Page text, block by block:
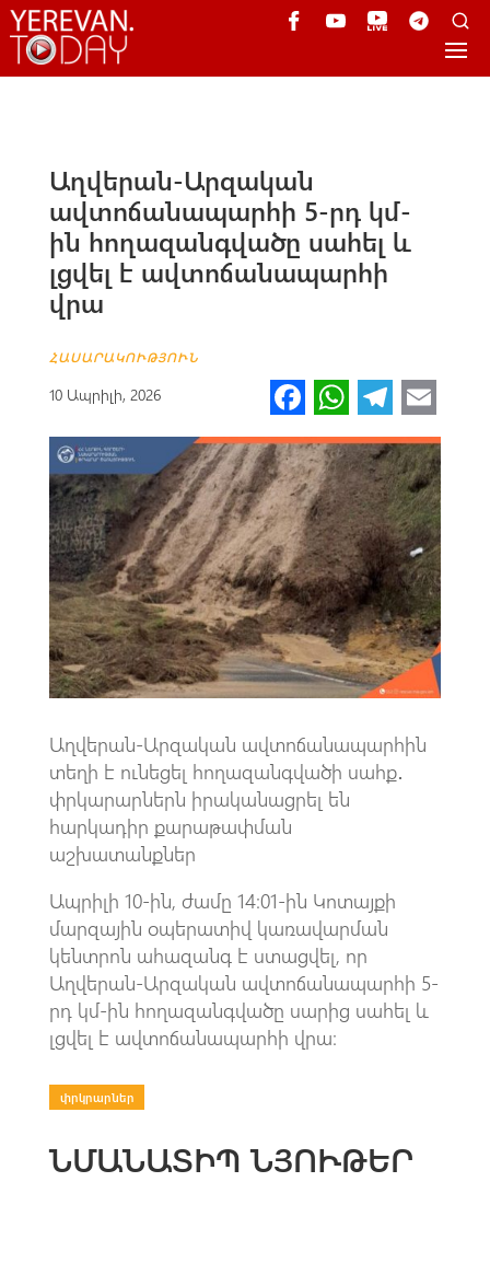
Աղվերան-Արզական
ավտոճանապարհի 5-րդ կմ-
ին հողազանգվածը սահել և
լցվել է ավտոճանապարհի
վրա
ՀԱՍԱՐԱԿՈՒԹՅՈՒՆ
10 Ապրիլի, 2026 Fa
ce
b
o
o
k
W
h
at
s
A
p
p
Te
le
gr
a
m
m
ail
Աղվերան-Արզական ավտոճանապարհին
տեղի է ունեցել հողազանգվածի սահք․
փրկարարներն իրականացրել են
հարկադիր քարաթափման
աշխատանքներ
Ապրիլի 10-ին, ժամը 14։01-ին Կոտայքի
մարզային օպերատիվ կառավարման
կենտրոն ահազանգ է ստացվել, որ
Աղվերան-Արզական ավտոճանապարհի 5-
րդ կմ-ին հողազանգվածը սարից սահել և
լցվել է ավտոճանապարհի վրա։
փրկրարներ
ՆՄԱՆԱՏԻՊ ՆՅՈՒԹԵՐ